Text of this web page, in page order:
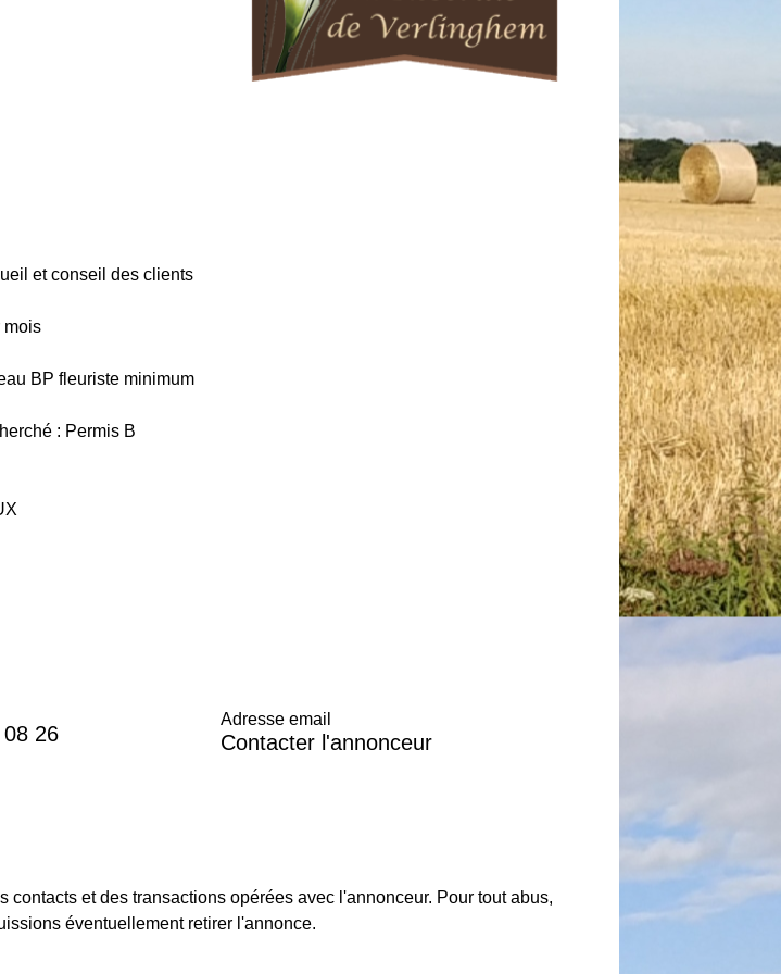
et conseil des clients
mois
BP fleuriste minimum
: Permis B
26
Adresse email
Contacter l'annonceur
et des transactions opérées avec l'annonceur. Pour tout abus,
éventuellement retirer l'annonce.